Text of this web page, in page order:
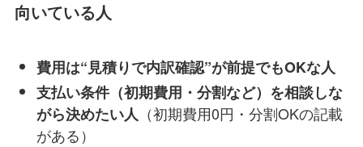
向いている人
費用は“見積りで内訳確認”が前提でもOKな人
支払い条件（初期費用・分割など）を相談しな
がら決めたい人 （初期費用0円・分割OKの記載
がある）